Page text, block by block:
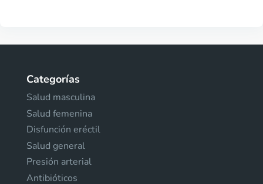
Categorías
Salud masculina
Salud femenina
Disfunción eréctil
Salud general
Presión arterial
Antibióticos